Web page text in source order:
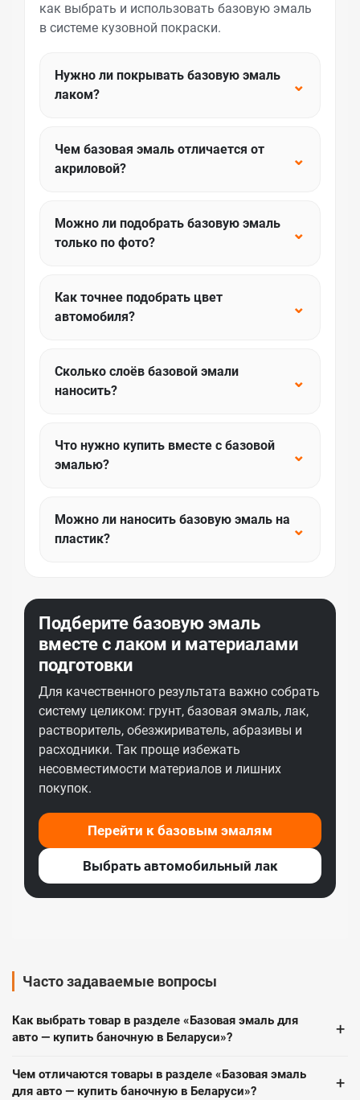
как выбрать и использовать базовую эмаль
в системе кузовной покраски.
Нужно ли покрывать базовую эмаль
лаком?
⌄
Чем базовая эмаль отличается от
акриловой?
⌄
Можно ли подобрать базовую эмаль
только по фото?
⌄
Как точнее подобрать цвет
автомобиля?
⌄
Сколько слоёв базовой эмали
наносить?
⌄
Что нужно купить вместе с базовой
эмалью?
⌄
Можно ли наносить базовую эмаль на
пластик?
⌄
Подберите базовую эмаль
вместе с лаком и материалами
подготовки
Для качественного результата важно собрать
систему целиком: грунт, базовая эмаль, лак,
растворитель, обезжириватель, абразивы и
расходники. Так проще избежать
несовместимости материалов и лишних
покупок.
Перейти к базовым эмалям
Выбрать автомобильный лак
Часто задаваемые вопросы
Как выбрать товар в разделе «Базовая эмаль для
авто — купить баночную в Беларуси»?
+
Чем отличаются товары в разделе «Базовая эмаль
для авто — купить баночную в Беларуси»?
+